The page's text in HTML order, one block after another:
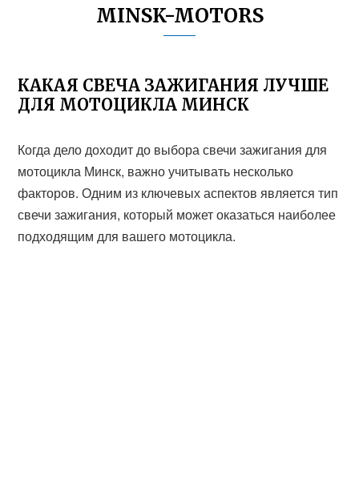
MINSK-MOTORS
КАКАЯ СВЕЧА ЗАЖИГАНИЯ ЛУЧШЕ
ДЛЯ МОТОЦИКЛА МИНСК
Когда дело доходит до выбора свечи зажигания для
мотоцикла Минск, важно учитывать несколько
факторов. Одним из ключевых аспектов является тип
свечи зажигания, который может оказаться наиболее
подходящим для вашего мотоцикла.